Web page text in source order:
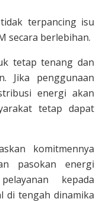
terpancing isu
secara berlebihan.
tetap tenang dan
Jika penggunaan
energi akan
tetap dapat
komitmennya
pasokan energi
kepada
di tengah dinamika